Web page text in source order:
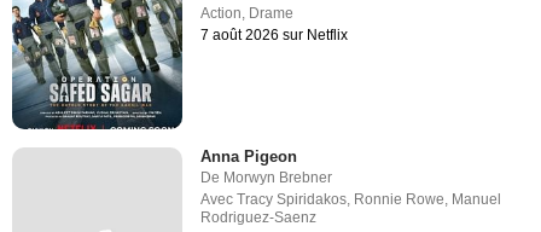
Action, Drame
7 août 2026 sur Netflix
Anna Pigeon
De Morwyn Brebner
AvecTracy Spiridakos, Ronnie Rowe, Manuel
Rodriguez-Saenz